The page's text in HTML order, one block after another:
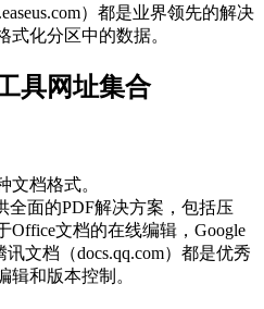
）都是业界领先的解决
式化分区中的数据。
具网址集合
文档格式。
全面的PDF解决方案，包括压
Office文档的在线编辑，Google
讯文档（docs.qq.com）都是优秀
辑和版本控制。